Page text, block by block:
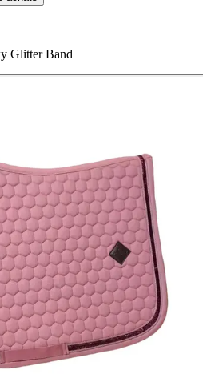
Glitter Band